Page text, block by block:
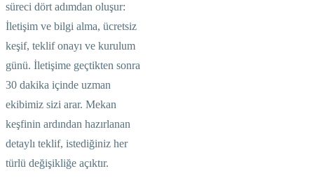
süreci dört adımdan oluşur:
İletişim ve bilgi alma, ücretsiz
keşif, teklif onayı ve kurulum
günü. İletişime geçtikten sonra
30 dakika içinde uzman
ekibimiz sizi arar. Mekan
keşfinin ardından hazırlanan
detaylı teklif, istediğiniz her
türlü değişikliğe açıktır.